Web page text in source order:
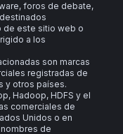
foros de debate,
de este sitio web o
a los
son marcas
registradas de
y otros países.
Hadoop, HDFS y el
comerciales de
Unidos o en
de